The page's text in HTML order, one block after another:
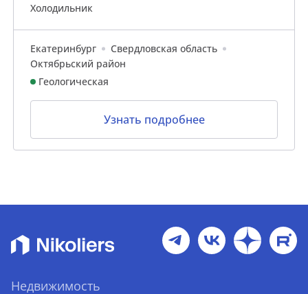
Холодильник
Екатеринбург
Свердловская область
Октябрьский район
Геологическая
Узнать подробнее
Недвижимость